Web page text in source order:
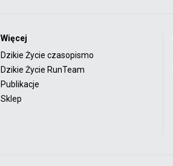
Więcej
Dzikie Życie czasopismo
Dzikie Życie RunTeam
Publikacje
Sklep